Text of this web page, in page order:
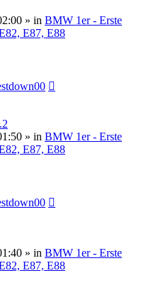
» in BMW 1er - Erste
E87, E88
» in BMW 1er - Erste
E87, E88
» in BMW 1er - Erste
E87, E88